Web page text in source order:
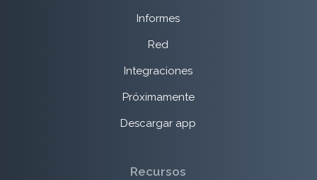
Informes
Red
Integraciones
Próximamente
Descargar app
Recursos